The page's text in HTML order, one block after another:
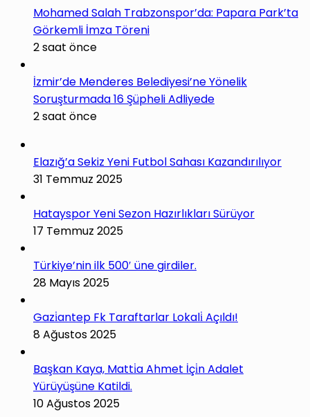
Mohamed Salah Trabzonspor’da: Papara Park’ta
Görkemli İmza Töreni
2 saat önce
İzmir’de Menderes Belediyesi’ne Yönelik
Soruşturmada 16 Şüpheli Adliyede
2 saat önce
Elazığ’a Sekiz Yeni Futbol Sahası Kazandırılıyor
31 Temmuz 2025
Hatayspor Yeni Sezon Hazırlıkları Sürüyor
17 Temmuz 2025
Türkiye’nin ilk 500′ üne girdiler.
28 Mayıs 2025
Gazi̇antep Fk Taraftarlar Lokali̇ Açıldı!
8 Ağustos 2025
Başkan Kaya, Matti̇a Ahmet İçi̇n Adalet
Yürüyüşüne Katildi.
10 Ağustos 2025